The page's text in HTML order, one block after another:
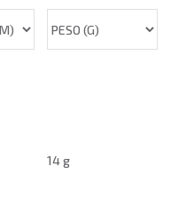
14 g